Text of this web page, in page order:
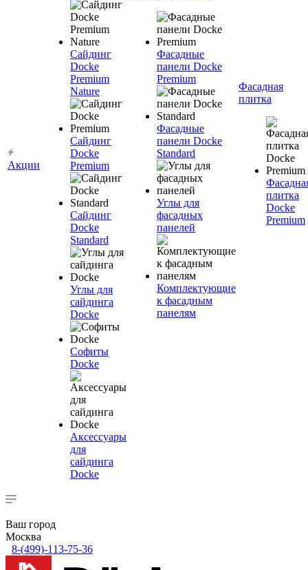
Акции
Сайдинг
Docke
Premium
Nature
Сайдинг
Docke
Premium
Сайдинг
Docke
Standard
Углы для
сайдинга
Docke
Софиты
Docke
Аксессуары
для
сайдинга
Docke
Фасадные
панели Docke
Premium
Фасадные
панели Docke
Standard
Углы для
фасадных
панелей
Комплектующие
к фасадным
панелям
Фасадная
плитка
плитка
Docke
Premium
Ваш город
Москва
8-(499)-113-75-36